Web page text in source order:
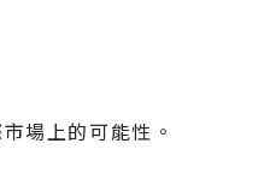
場上的可能性。